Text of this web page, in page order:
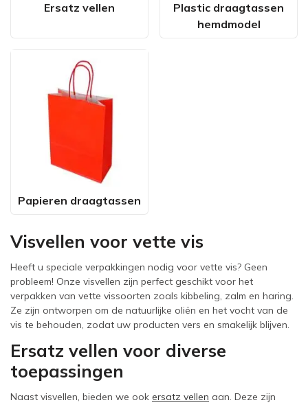
Ersatz vellen
Plastic draagtassen
hemdmodel
Papieren draagtassen
Visvellen voor vette vis
Heeft u speciale verpakkingen nodig voor vette vis? Geen
probleem! Onze visvellen zijn perfect geschikt voor het
verpakken van vette vissoorten zoals kibbeling, zalm en haring.
Ze zijn ontworpen om de natuurlijke oliën en het vocht van de
vis te behouden, zodat uw producten vers en smakelijk blijven.
Ersatz vellen voor diverse
toepassingen
Naast visvellen, bieden we ook ersatz vellen aan. Deze zijn